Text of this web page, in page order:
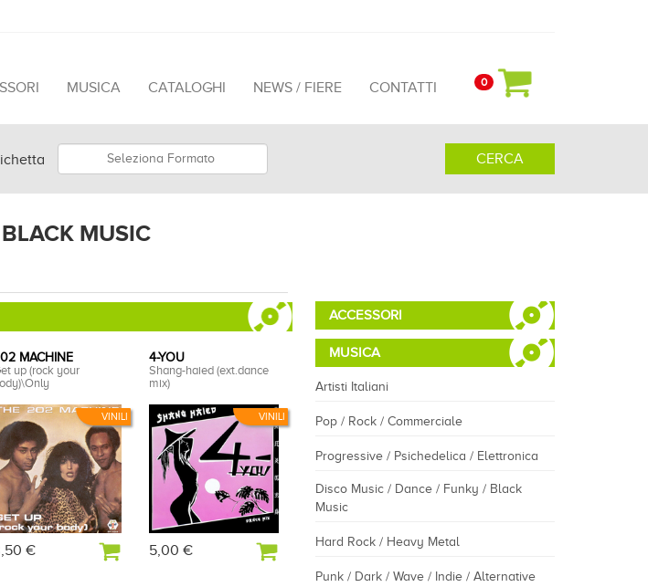
MUSICA CATALOGHI NEWS / FIERE CONTATTI 0
Formato CERCA
MUSIC
VINILI
MACHINE
up (rock your
€
VINILI
4-YOU
Shang-haied (ext.dance
mix)
5,00 €
ACCESSORI
MUSICA
Artisti Italiani
Pop / Rock / Commerciale
Progressive / Psichedelica / Elettronica
Disco Music / Dance / Funky / Black
Music
Hard Rock / Heavy Metal
Punk / Dark / Wave / Indie / Alternative